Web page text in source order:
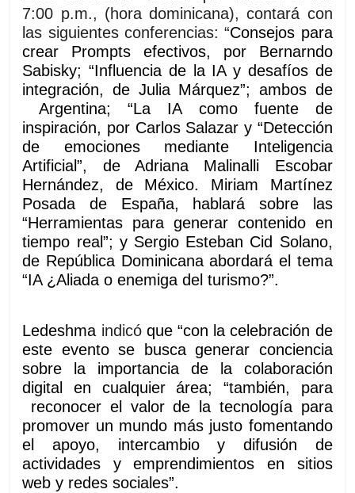
7:00 p.m., (hora dominicana), contará con
las siguientes conferencias: “Consejos para
crear Prompts efectivos, por Bernarndo
Sabisky; “Influencia de la IA y desafíos de
integración, de Julia Márquez”; ambos de
Argentina; “La IA como fuente de
inspiración, por Carlos Salazar y “Detección
de emociones mediante Inteligencia
Artificial”, de Adriana Malinalli Escobar
Hernández, de México. Miriam Martínez
Posada de España, hablará sobre las
“Herramientas para generar contenido en
tiempo real”; y Sergio Esteban Cid Solano,
de República Dominicana abordará el tema
“IA ¿Aliada o enemiga del turismo?”.
Ledeshma indicóque “con la celebración de
este evento se busca generar conciencia
sobre la importancia de la colaboración
digital en cualquier área; “también, para
reconocer el valor de la tecnología para
promover un mundo más justo fomentando
el apoyo, intercambio y difusión de
actividades y emprendimientos en sitios
web y redes sociales”.